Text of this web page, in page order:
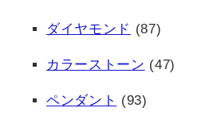
ダイヤモンド (87)
カラーストーン (47)
ペンダント (93)